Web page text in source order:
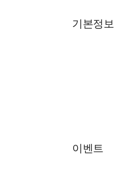
기본정보
이벤트